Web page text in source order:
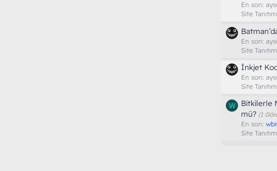
En son:
Site
En son:
Site
İnkjet
En son:
Site
W
Bitkilerle
mü? (1
En son:
Site